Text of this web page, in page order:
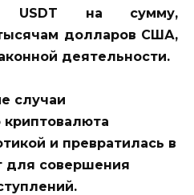
USDT на сумму,
долларов США,
деятельности.
случаи
и превратилась в
для совершения